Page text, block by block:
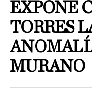
EXPONE
TORRES
MURANO